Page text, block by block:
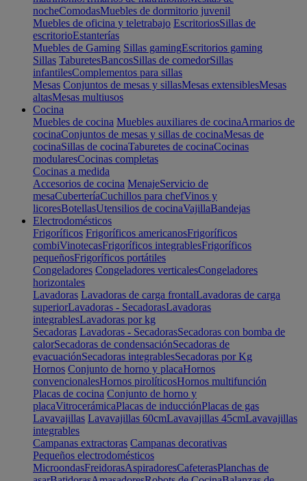
nocheComodasMuebles de dormitorio juvenil
Muebles de oficina y teletrabajo EscritoriosSillas de
escritorioEstanterías
Muebles de Gaming Sillas gamingEscritorios gaming
Sillas TaburetesBancosSillas de comedorSillas
infantilesComplementos para sillas
Mesas Conjuntos de mesas y sillasMesas extensiblesMesas
altasMesas multiusos
Cocina
Muebles de cocina Muebles auxiliares de cocinaArmarios de
cocinaConjuntos de mesas y sillas de cocinaMesas de
cocinaSillas de cocinaTaburetes de cocinaCocinas
modularesCocinas completas
Cocinas a medida
Accesorios de cocina MenajeServicio de
mesaCuberteríaCuchillos para chefVinos y
licoresBotellasUtensilios de cocinaVajillaBandejas
Electrodomésticos
Frigoríficos Frigoríficos americanosFrigoríficos
combiVinotecasFrigoríficos integrablesFrigoríficos
pequeñosFrigoríficos portátiles
Congeladores Congeladores verticalesCongeladores
horizontales
Lavadoras Lavadoras de carga frontalLavadoras de carga
superiorLavadoras - SecadorasLavadoras
integrablesLavadoras por kg
Secadoras Lavadoras - SecadorasSecadoras con bomba de
calorSecadoras de condensaciónSecadoras de
evacuaciónSecadoras integrablesSecadoras por Kg
Hornos Conjunto de horno y placaHornos
convencionalesHornos pirolíticosHornos multifunción
Placas de cocina Conjunto de horno y
placaVitrocerámicaPlacas de inducciónPlacas de gas
Lavavajillas Lavavajillas 60cmLavavajillas 45cmLavavajillas
integrables
Campanas extractoras Campanas decorativas
Pequeños electrodomésticos
MicroondasFreidorasAspiradoresCafeterasPlanchas de